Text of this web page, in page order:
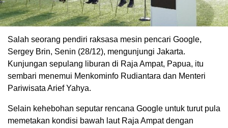
Salah seorang pendiri raksasa mesin pencari Google,
Sergey Brin, Senin (28/12), mengunjungi Jakarta.
Kunjungan sepulang liburan di Raja Ampat, Papua, itu
sembari menemui Menkominfo Rudiantara dan Menteri
Pariwisata Arief Yahya.
Selain kehebohan seputar rencana Google untuk turut pula
memetakan kondisi bawah laut Raja Ampat dengan